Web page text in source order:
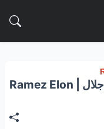
كلمات اغنية رامز إيلون مصر رامز جلال | Ramez Elon